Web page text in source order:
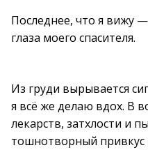
Последнее, что я вижу
глаза моего спасителя.
Из груди вырывается
я всё же делаю вдох. В
лекарств, затхлости и
тошнотворный привкус